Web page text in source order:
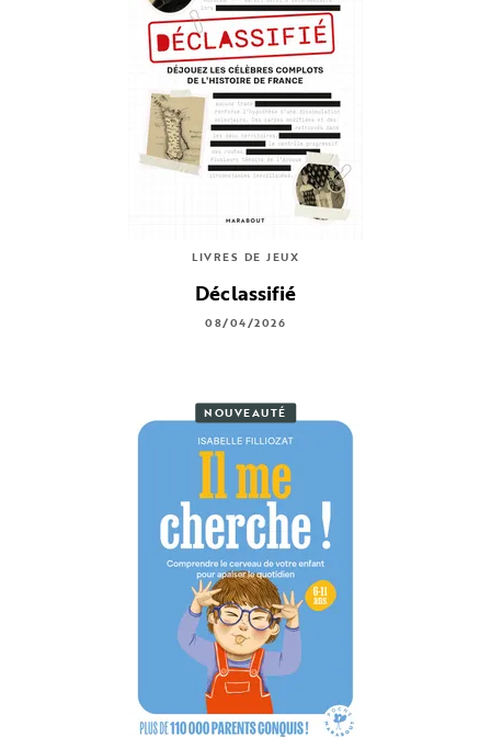
LIVRES DE JEUX
Déclassifié
08/04/2026
NOUVEAUTÉ